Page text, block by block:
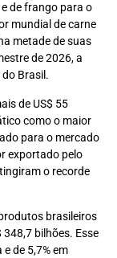
de frango para o
mundial de carne
metade de suas
de 2026, a
Brasil.
de US$ 55
como o maior
para o mercado
exportado pelo
o recorde
brasileiros
bilhões. Esse
de 5,7% em